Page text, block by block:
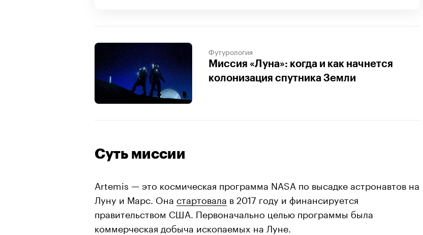
Футурология
Миссия «Луна»: когда и как начнется
колонизация спутника Земли
Суть миссии
Artemis — это космическая программа NASA по высадке астронавтов на
Луну и Марс. Она стартовала в 2017 году и финансируется
правительством США. Первоначально целью программы была
коммерческая добыча ископаемых на Луне.